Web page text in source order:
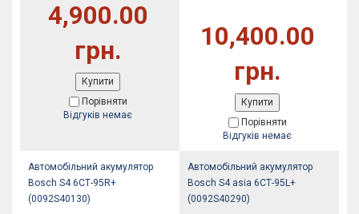
4,900.00
грн.
Купити
Порівняти
Відгуків немає
10,400.00
грн.
Купити
Порівняти
Відгуків немає
Автомобільний акумулятор
Bosch S4 6СТ-95R+
(0092S40130)
Автомобільний акумулятор
Bosch S4 asia 6СТ-95L+
(0092S40290)